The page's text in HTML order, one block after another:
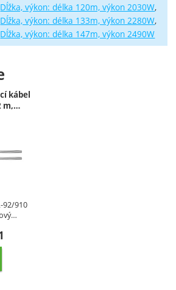
Dĺžka, výkon: délka 120m, výkon 2030W
Dĺžka, výkon: délka 133m, výkon 2280W
Dĺžka, výkon: délka 147m, výkon 2490W
kábel
m,…
92/910